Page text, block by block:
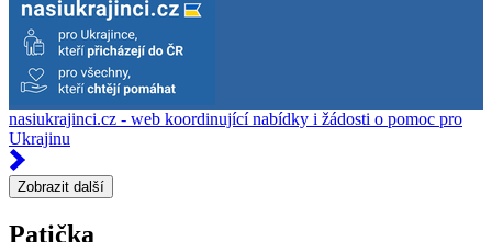
nasiukrajinci.cz - web koordinující nabídky i žádosti o pomoc pro
Ukrajinu
Zobrazit další
Patička